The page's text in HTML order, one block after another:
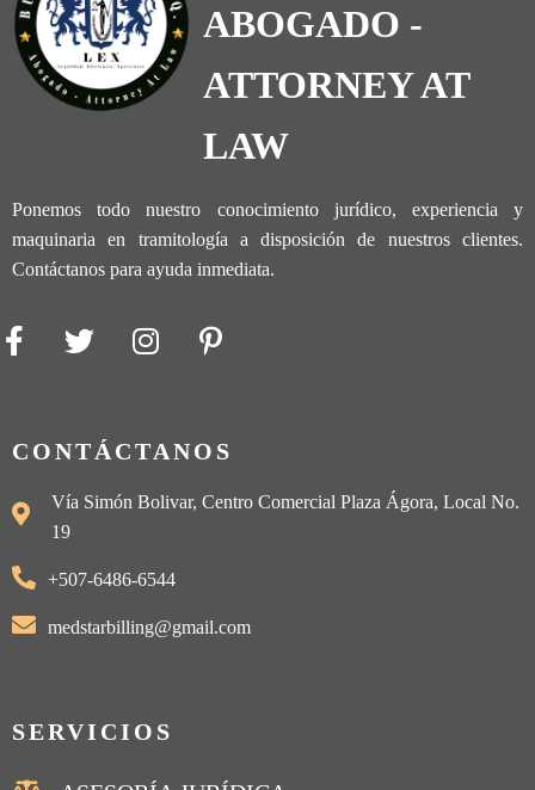
ABOGADO -
ATTORNEY AT
LAW
Ponemos todo nuestro conocimiento jurídico, experiencia y
maquinaria en tramitología a disposición de nuestros clientes.
Contáctanos para ayuda inmediata.
CONTÁCTANOS
Vía Simón Bolivar, Centro Comercial Plaza Ágora, Local No.
19
+507-6486-6544
medstarbilling@gmail.com
SERVICIOS